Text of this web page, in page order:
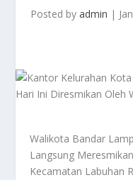
Posted by admin |
Walikota Bandar
Langsung
Kecamatan Labuhan